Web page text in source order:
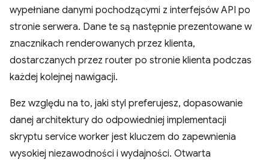
wypełniane danymi pochodzącymi z interfejsów API po
stronie serwera. Dane te są następnie prezentowane w
znacznikach renderowanych przez klienta,
dostarczanych przez router po stronie klienta podczas
każdej kolejnej nawigacji.
Bez względu na to, jaki styl preferujesz, dopasowanie
danej architektury do odpowiedniej implementacji
skryptu service worker jest kluczem do zapewnienia
wysokiej niezawodności i wydajności. Otwarta